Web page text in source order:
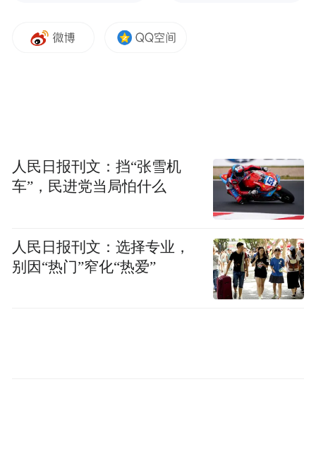
一村一城：仿宋都格局的村落规划
里；五进西京里。
这一格局在《西外赵氏家乘》所录的《新会
看，北宋都城采用“外城—内城—宫城”的三
重城郭体系，街道规整有序，分区功能明
人民日报刊文：挡“张雪机
车”，民进党当局怕什么
人民日报刊文：选择专业，
别因“热门”窄化“热爱”